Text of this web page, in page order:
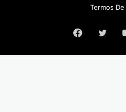
Termos De
Facebook